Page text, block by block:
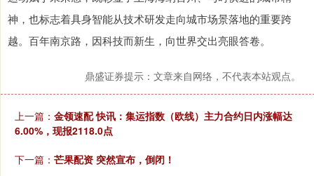
神，也标志着具身智能从技术研发走向城市场景落地的重要跨
越。百年南京路，因科技而新生，向世界交出亮眼答卷。
鼎盛证券提示：文章来自网络，不代表本站观点。
上一篇： 金领速配 快讯：集运指数（欧线）主力合约日内涨幅达
6.00%，现报2118.0点
下一篇： 芒果配资 突然宣布，倒闭！